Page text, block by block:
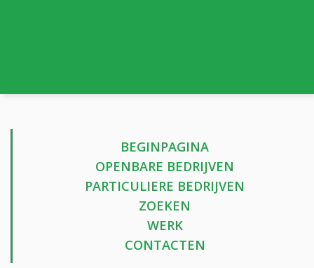
BEGINPAGINA
OPENBARE BEDRIJVEN
PARTICULIERE BEDRIJVEN
ZOEKEN
WERK
CONTACTEN